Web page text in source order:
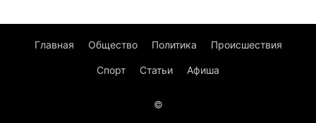
Главная Общество Политика Происшествия
Спорт Статьи Афиша
©